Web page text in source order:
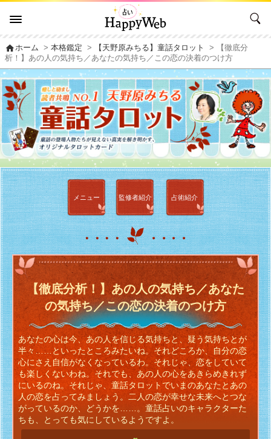
homeホーム >本格鑑定 > 【天野原みちる】童話タロット
> 【徹底分
析！】あの人の気持ち／あなたの気持ち／この恋の決着のつけ方
メニュー 監修者紹介 占術紹介
【徹底分析！】あの人の気持ち／あなた
の気持ち／この恋の決着のつけ方
あなたの心は今、あの人を信じる気持ちと、疑う気持ちとが
半々……といったところみたいね。それどころか、自分の恋
心にさえ自信がなくなっているわ。それじゃ、恋をしていて
も楽しくないわね。それでも、あの人の心をあきらめきれず
にいるのね。それじゃ、童話タロットでいまのあなたとあの
人の恋を占ってみましょう。二人の恋が幸せな未来へとつな
がっているのか、どうかを……。童話占いのキャラクターた
ちも、とっても気にしているようですよ。